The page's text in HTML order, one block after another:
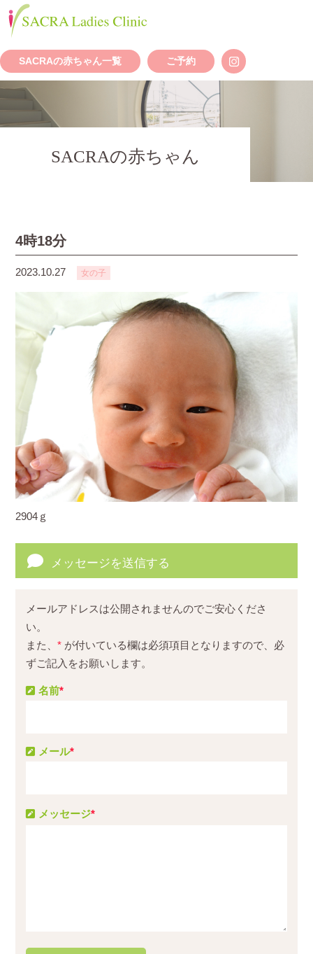
SACRAの赤ちゃん一覧 ご予約
SACRAの赤ちゃん
4時18分
2023.10.27 女の子
2904ｇ
メッセージを送信する
メールアドレスは公開されませんのでご安心くださ
い。
また、* が付いている欄は必須項目となりますので、必
ずご記入をお願いします。
メッセージ*
名前*
メール*